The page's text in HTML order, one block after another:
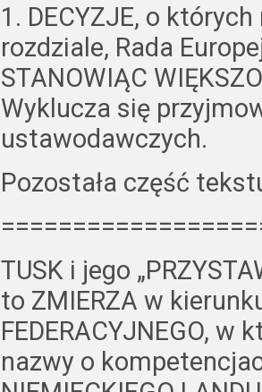
1. DECYZJE, o
rozdziale, Rada
STANOWIĄC
Wyklucza się
ustawodawczych.
Pozostała część
TUSK i jego
to ZMIERZA w
FEDERACYJNEGO,
nazwy o